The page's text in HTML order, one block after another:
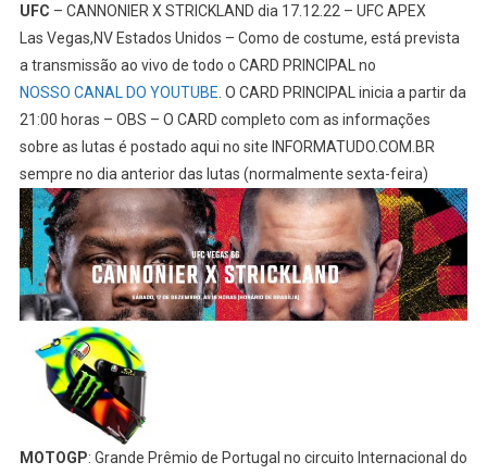
UFC – CANNONIER X STRICKLAND dia 17.12.22 – UFC APEX
Las Vegas,NV Estados Unidos – Como de costume, está prevista
a transmissão ao vivo de todo o CARD PRINCIPAL no
NOSSO CANAL DO YOUTUBE. O CARD PRINCIPAL inicia a partir da
21:00 horas – OBS – O CARD completo com as informações
sobre as lutas é postado aqui no site INFORMATUDO.COM.BR
sempre no dia anterior das lutas (normalmente sexta-feira)
MOTOGP: Grande Prêmio de Portugal no circuito Internacional do